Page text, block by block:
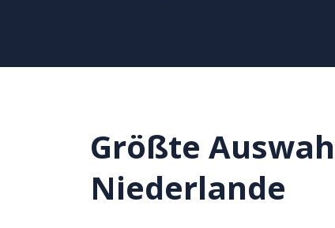
Größte
Niederlande